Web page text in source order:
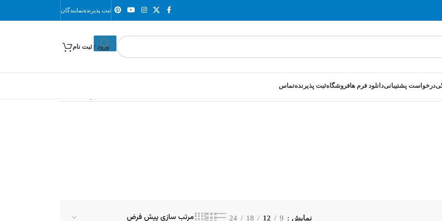
ثبت پذیرندهنمایندگان
ورود / ثبت نام
درخواست پشتیبانیدانلود فرم هافروشگاهثبت پذیرندهتماس
نمایش 9
12
18
24